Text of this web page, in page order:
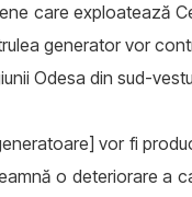
care exploatează
generator vor
Odesa din sud-
vor fi
o deteriorare a